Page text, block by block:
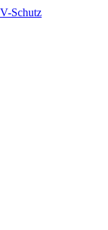
Schutz